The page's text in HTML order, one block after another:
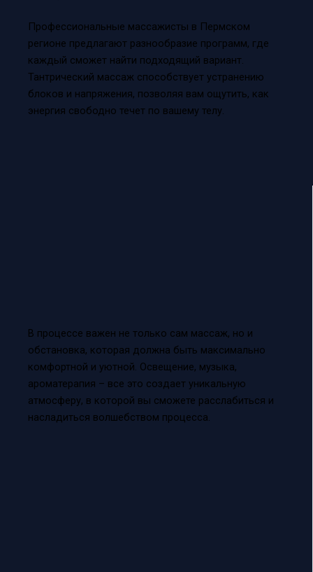
Профессиональные массажисты в Пермском
регионе предлагают разнообразие программ, где
каждый сможет найти подходящий вариант.
Тантрический массаж способствует устранению
блоков и напряжения, позволяя вам ощутить, как
энергия свободно течет по вашему телу.
В процессе важен не только сам массаж, но и
обстановка, которая должна быть максимально
комфортной и уютной. Освещение, музыка,
ароматерапия – все это создает уникальную
атмосферу, в которой вы сможете расслабиться и
насладиться волшебством процесса.